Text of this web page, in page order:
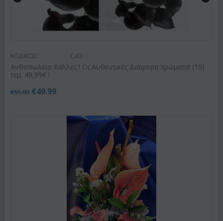
ΚΩΔΙΚΟΣ: Cal3
Ανθοπωλείο Κάλλες ! Οι Αυθεντικές Διάφορα Χρώματα! (10)
τεμ. 49,99€ !
€55.00 €49.99